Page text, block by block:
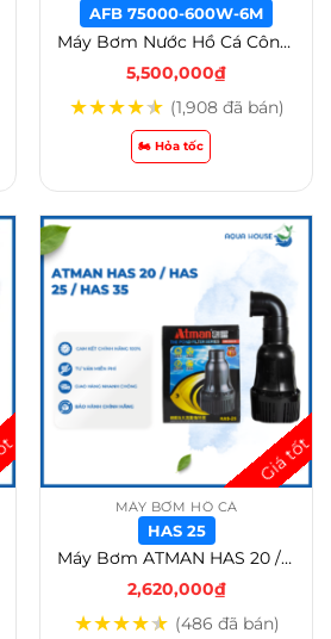
AFB 75000-600W-6M
Máy Bơm Nước Hồ Cá Công Suất Lớn AFB 75000L(600W) – 100000L(800W) – AFB 75000-600W-6M
5,500,000₫
★★★★★ (1,908 đã bán)
🏍️ Hỏa tốc
MÁY BƠM HỒ CÁ
HAS 25
Máy Bơm ATMAN HAS 20 / HAS 25 / HAS 30 / HAS 35 MÁY BƠM HỒ CÁ KOI THÁC NƯỚC TẠT ĐỨNG – HAS 25
2,620,000₫
★★★★★ (486 đã bán)